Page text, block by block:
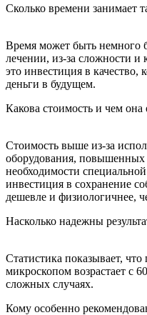
Сколько времени занимает
Время может быть немного
лечении, из-за сложности и
это инвестиция в качество,
деньги в будущем.
Какова стоимость и чем она
Стоимость выше из-за
оборудования, повышенных
необходимости
инвестиция в сохранение
дешевле и физиологичнее,
Насколько надежны
Статистика показывает,
микроскопом возрастает с
сложных случаях.
Кому особенно